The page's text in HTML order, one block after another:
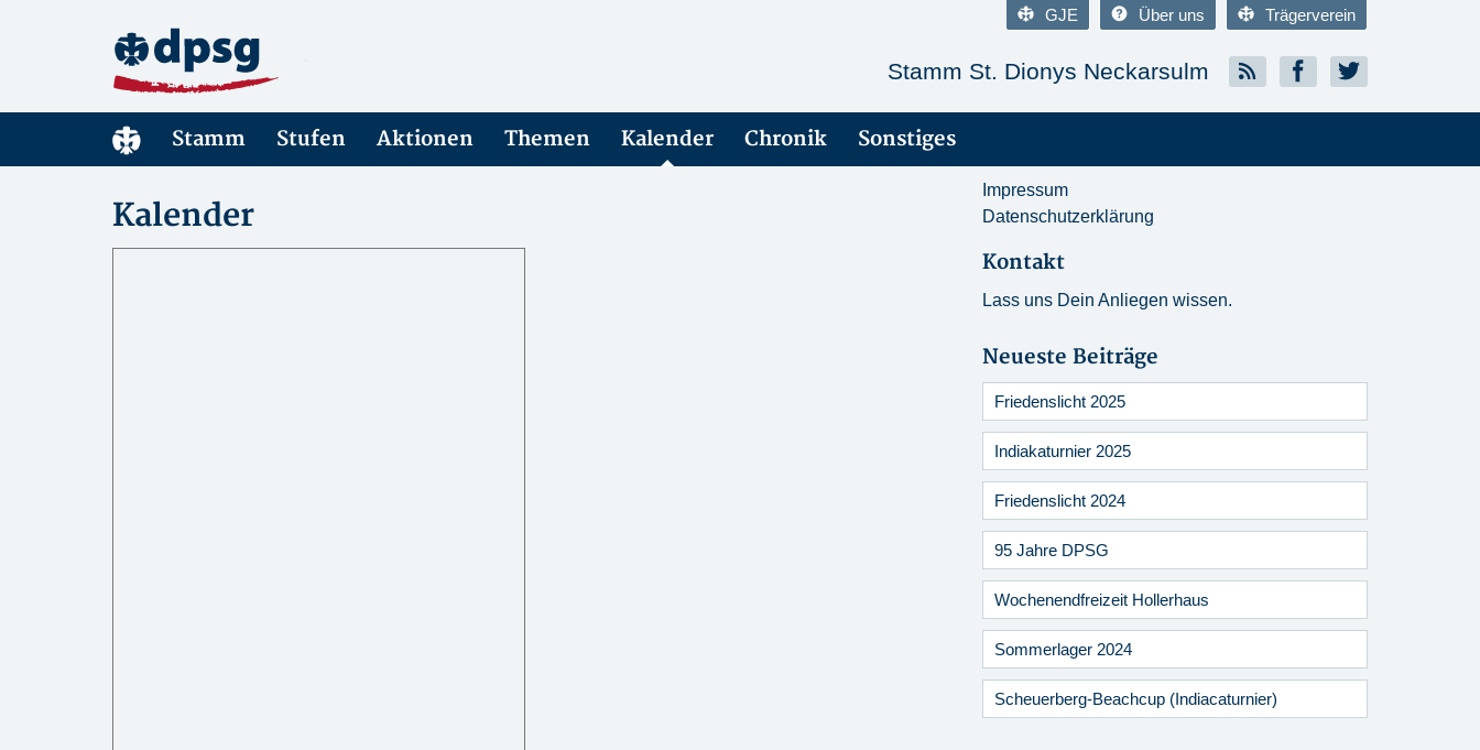
GJE Über uns Trägerverein
Stamm St. Dionys Neckarsulm
Stamm Stufen Aktionen Themen Kalender Chronik Sonstiges
Kalender
Impressum
Datenschutzerklärung
Kontakt
Lass uns Dein Anliegen wissen.
Neueste Beiträge
Friedenslicht 2025
Indiakaturnier 2025
Friedenslicht 2024
95 Jahre DPSG
Wochenendfreizeit Hollerhaus
Sommerlager 2024
Scheuerberg-Beachcup (Indiacaturnier)